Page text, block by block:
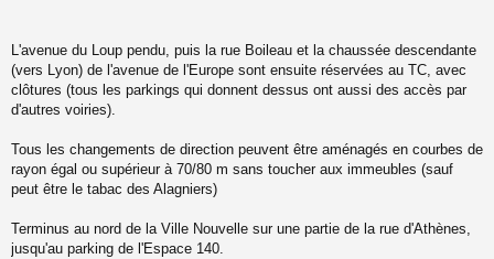
L'avenue du Loup pendu, puis la rue Boileau et la chaussée descendante
(vers Lyon) de l'avenue de l'Europe sont ensuite réservées au TC, avec
clôtures (tous les parkings qui donnent dessus ont aussi des accès par
d'autres voiries).
Tous les changements de direction peuvent être aménagés en courbes de
rayon égal ou supérieur à 70/80 m sans toucher aux immeubles (sauf
peut être le tabac des Alagniers)
Terminus au nord de la Ville Nouvelle sur une partie de la rue d'Athènes,
jusqu'au parking de l'Espace 140.